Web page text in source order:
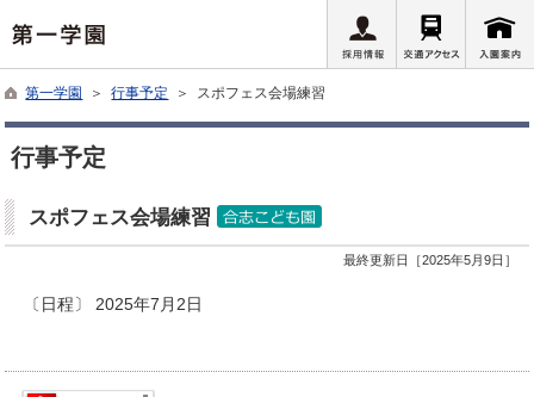
第一学園 ＞行事予定 ＞ スポフェス会場練習
行事予定
スポフェス会場練習
最終更新日［2025年5月9日］
〔日程〕 2025年7月2日